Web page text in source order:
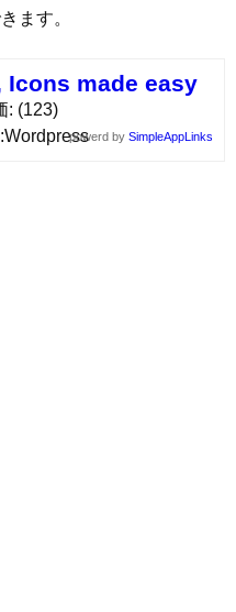
ます。
Icons made easy
(123)
Wordpresspowerd by SimpleAppLinks